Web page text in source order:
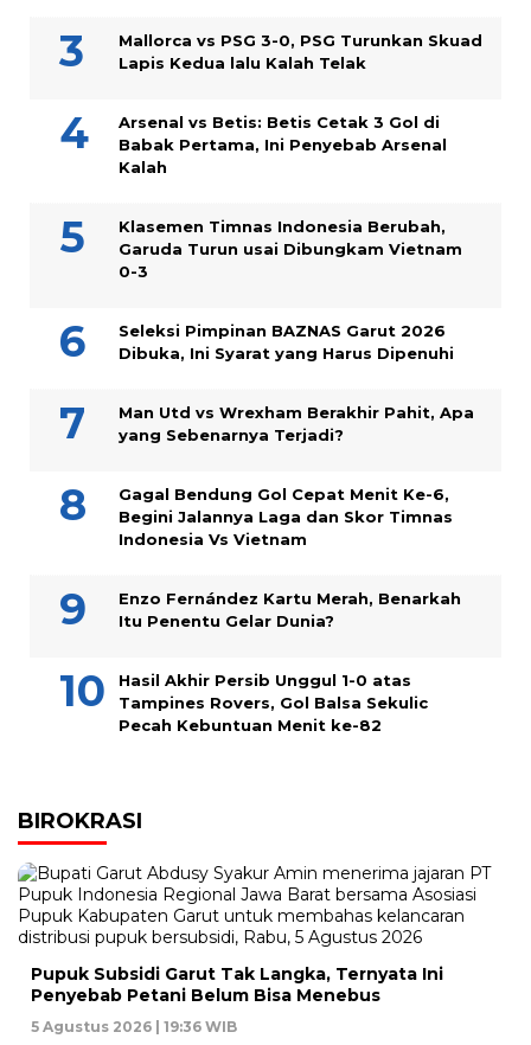
Mallorca vs PSG 3-0, PSG Turunkan Skuad
Lapis Kedua lalu Kalah Telak
Arsenal vs Betis: Betis Cetak 3 Gol di
Babak Pertama, Ini Penyebab Arsenal
Kalah
Klasemen Timnas Indonesia Berubah,
Garuda Turun usai Dibungkam Vietnam
0-3
Seleksi Pimpinan BAZNAS Garut 2026
Dibuka, Ini Syarat yang Harus Dipenuhi
Man Utd vs Wrexham Berakhir Pahit, Apa
yang Sebenarnya Terjadi?
Gagal Bendung Gol Cepat Menit Ke-6,
Begini Jalannya Laga dan Skor Timnas
Indonesia Vs Vietnam
Enzo Fernández Kartu Merah, Benarkah
Itu Penentu Gelar Dunia?
Hasil Akhir Persib Unggul 1-0 atas
Tampines Rovers, Gol Balsa Sekulic
Pecah Kebuntuan Menit ke-82
BIROKRASI
Pupuk Subsidi Garut Tak Langka, Ternyata Ini
Penyebab Petani Belum Bisa Menebus
5 Agustus 2026 | 19:36 WIB